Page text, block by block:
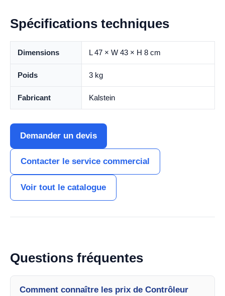
Spécifications techniques
Dimensions L 47 × W 43 × H 8 cm
Poids 3 kg
Fabricant Kalstein
Demander un devis
Contacter le service commercial
Voir tout le catalogue
Questions fréquentes
Comment connaître les prix de Contrôleur